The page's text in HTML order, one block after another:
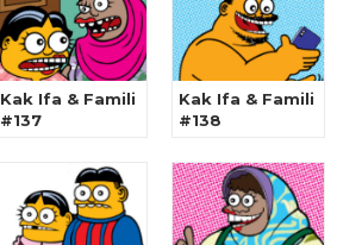
Kak Ifa & Famili
#137
Kak Ifa & Famili
#138